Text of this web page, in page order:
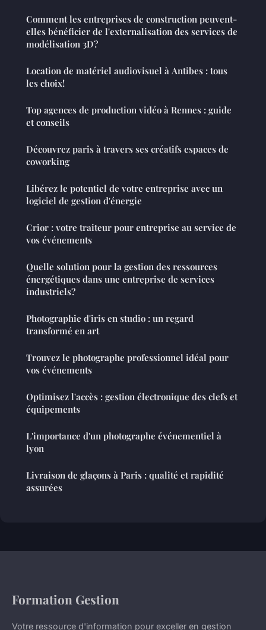
Comment les entreprises de construction peuvent-
elles bénéficier de l'externalisation des services de
modélisation 3D?
Location de matériel audiovisuel à Antibes : tous
les choix!
Top agences de production vidéo à Rennes : guide
et conseils
Découvrez paris à travers ses créatifs espaces de
coworking
Libérez le potentiel de votre entreprise avec un
logiciel de gestion d'énergie
Crior : votre traiteur pour entreprise au service de
vos événements
Quelle solution pour la gestion des ressources
énergétiques dans une entreprise de services
industriels?
Photographie d'iris en studio : un regard
transformé en art
Trouvez le photographe professionnel idéal pour
vos événements
Optimisez l'accès : gestion électronique des clefs et
équipements
L'importance d'un photographe événementiel à
lyon
Livraison de glaçons à Paris : qualité et rapidité
assurées
Formation Gestion
Votre ressource d'information pour exceller en gestion